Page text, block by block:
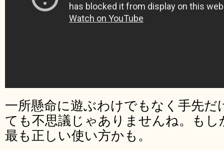
一所懸命に遊ぶわけでもなく手先
ても不思議じゃありませんね。も
最も正しい使い方かも。